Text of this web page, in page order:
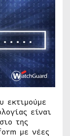
εκτιμούμε
είναι
της
με νέες